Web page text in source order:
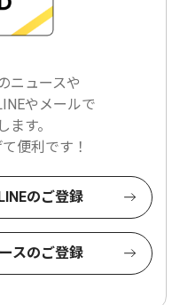
ニュースや
やメールで
ます。
便利です！
のご登録
スのご登録